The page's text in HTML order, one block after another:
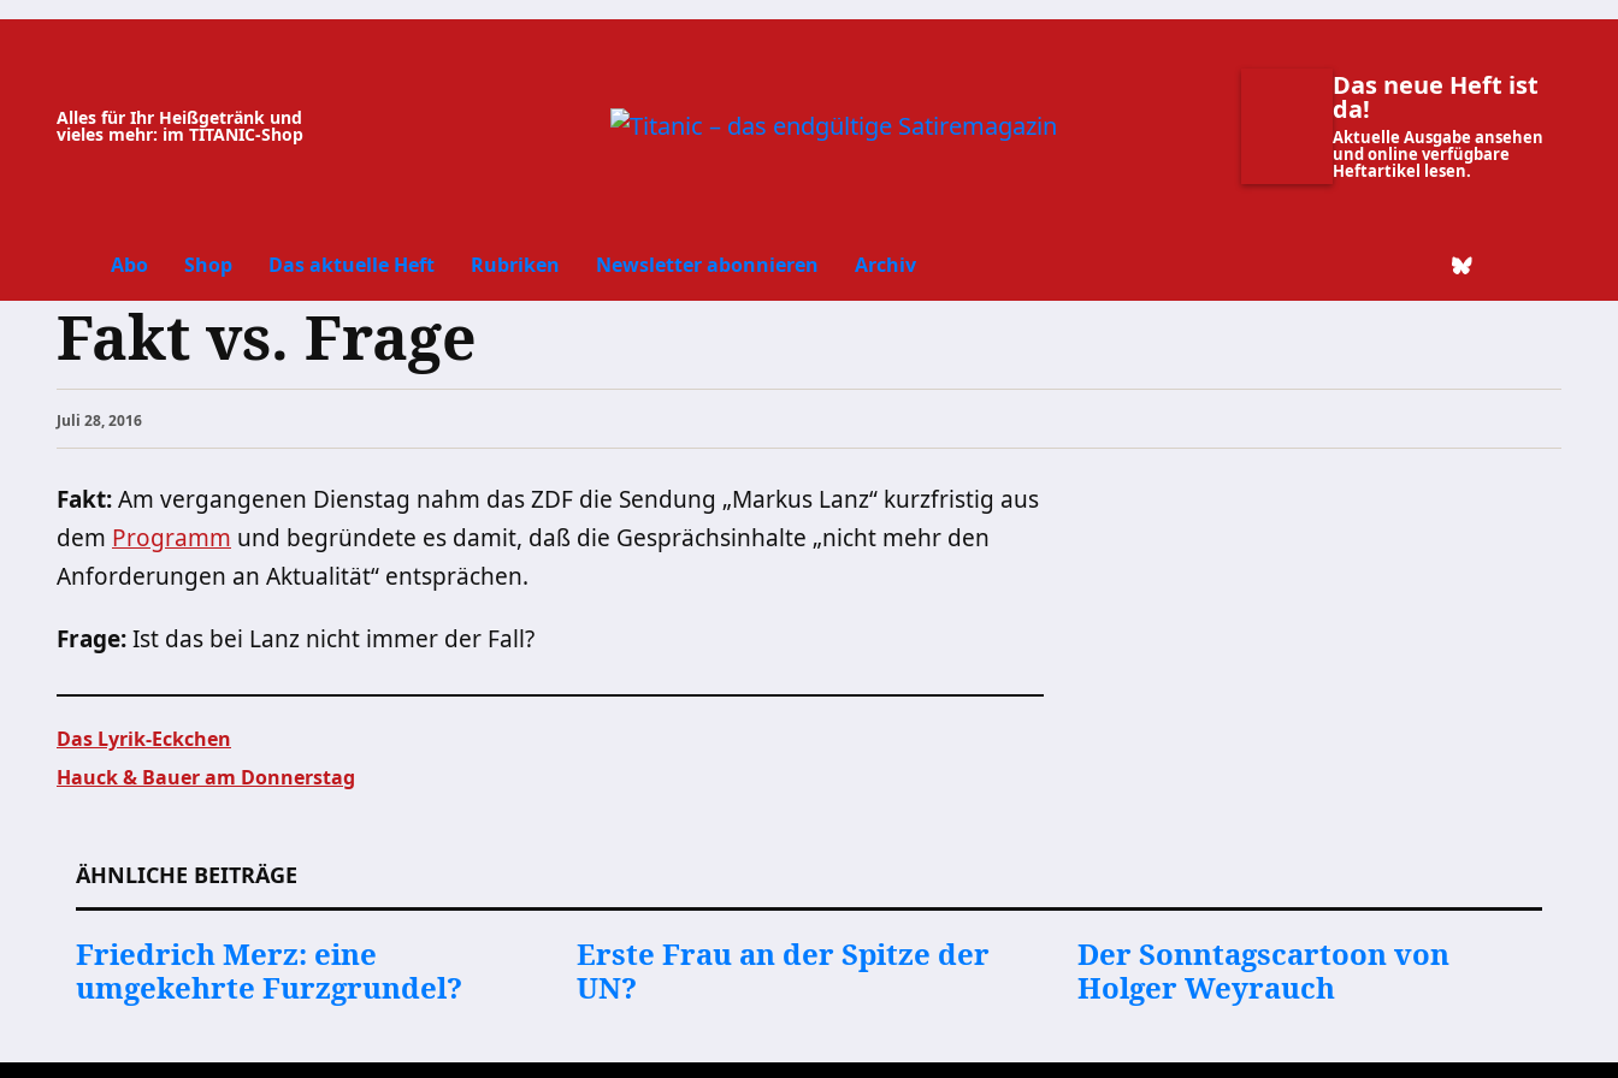
Zum
Alles für Ihr Heißgetränk und
vieles mehr: im TITANIC-Shop
Das neue Heft ist
da!
Aktuelle Ausgabe ansehen
und online verfügbare
Heftartikel lesen.
Abo Shop Das aktuelle Heft Rubriken Newsletter abonnieren Archiv
Fakt vs. Frage
Juli 28, 2016
Fakt:Am vergangenen Dienstag nahm das ZDF die Sendung „Markus Lanz“ kurzfristig aus
dem Programm und begründete es damit, daß die Gesprächsinhalte „nicht mehr den
Anforderungen an Aktualität“ entsprächen.
Frage:Ist das bei Lanz nicht immer der Fall?
Das Lyrik-Eckchen
Hauck & Bauer am Donnerstag
ÄHNLICHE BEITRÄGE
Friedrich Merz: eine
umgekehrte Furzgrundel?
Erste Frau an der Spitze der
UN?
Der Sonntagscartoon von
Holger Weyrauch